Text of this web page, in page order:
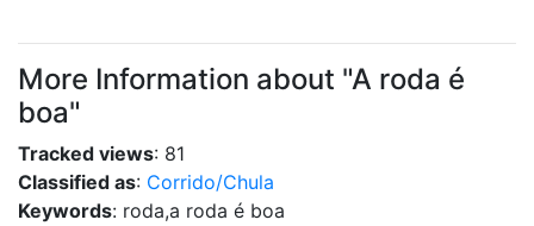
More Information about "A roda é
boa"
Tracked views: 81
Classified as: Corrido/Chula
Keywords: roda,a roda é boa